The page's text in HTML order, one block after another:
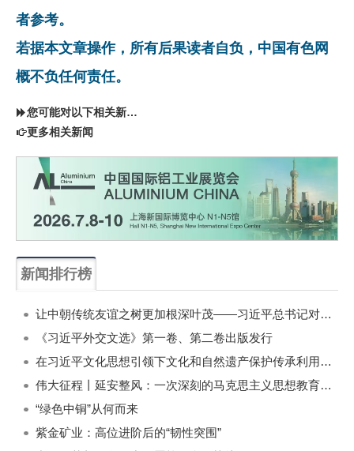
者参考。
若据本文章操作，所有后果读者自负，中国有色网
概不负任何责任。
您可能对以下相关新闻同样感兴趣
更多相关新闻
新闻排行榜
让中朝传统友谊之树更加根深叶茂——习近平总书记对朝鲜进行国事访问纪实
《习近平外交文选》第一卷、第二卷出版发行
在习近平文化思想引领下文化和自然遗产保护传承利用工作开创新局面
伟大征程丨延安整风：一次深刻的马克思主义思想教育运动
“绿色中铜”从何而来
紫金矿业：高位进阶后的“韧性突围”